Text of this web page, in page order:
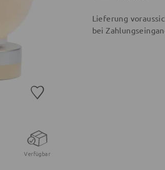
Verfügbar
Lieferung
bei